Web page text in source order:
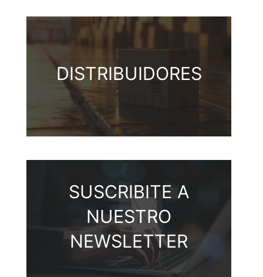
DISTRIBUIDORES
SUSCRIBITE A
NUESTRO
NEWSLETTER